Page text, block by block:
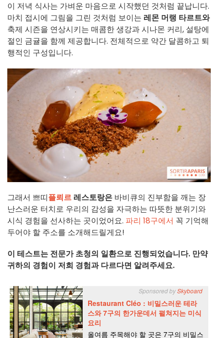
이 저녁 식사는 가벼운 마음으로 시작했던 것처럼 끝납니다.
마치 접시에 그림을 그린 것처럼 보이는 레몬 머랭 타르트와
축제 시즌을 연상시키는 매콤한 생강과 시나몬 커리, 설탕에
절인 금귤을 함께 제공합니다. 전체적으로 약간 달콤하고 퇴
행적인 구성입니다.
그래서 쁘띠플뢰르 레스토랑은 바비큐의 진부함을 깨는 장
난스러운 터치로 우리의 감성을 자극하는 따뜻한 분위기와
시식 경험을 선사하는 곳이었어요. 파리 18구에서 꼭 기억해
두어야 할 주소를 소개해드릴게요!
이 테스트는 전문가 초청의 일환으로 진행되었습니다. 만약
귀하의 경험이 저희 경험과 다르다면 알려주세요.